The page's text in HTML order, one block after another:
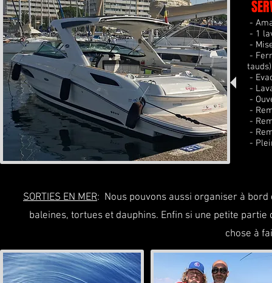
-
- 1
-
-
tauds)
-
-
-
-
-
-
-
SORTIES EN MER: Nous pouvons aussi organiser à
baleines, tortues et dauphins. Enfin si une petite
chose à